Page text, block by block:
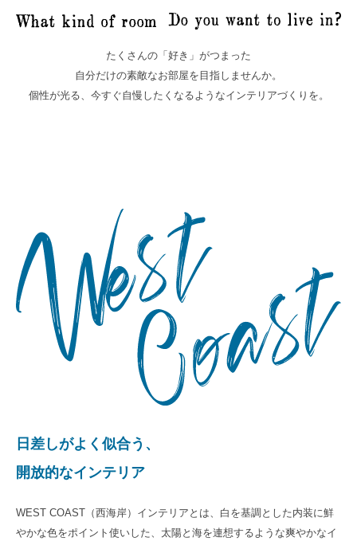
たくさんの「好き」がつまった
自分だけの素敵なお部屋を目指しませんか。
個性が光る、今すぐ自慢したくなるようなインテリアづくりを。
日差しがよく似合う、
開放的なインテリア
WEST COAST（西海岸）インテリアとは、白を基調とした内装に鮮
やかな色をポイント使いした、太陽と海を連想するような爽やかなイ